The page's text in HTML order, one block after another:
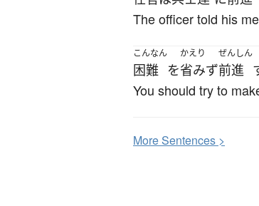
The officer told his
こんなん
困難 を
かえり
省みず
ぜんしん
前進
You should try to
MoreSentences >